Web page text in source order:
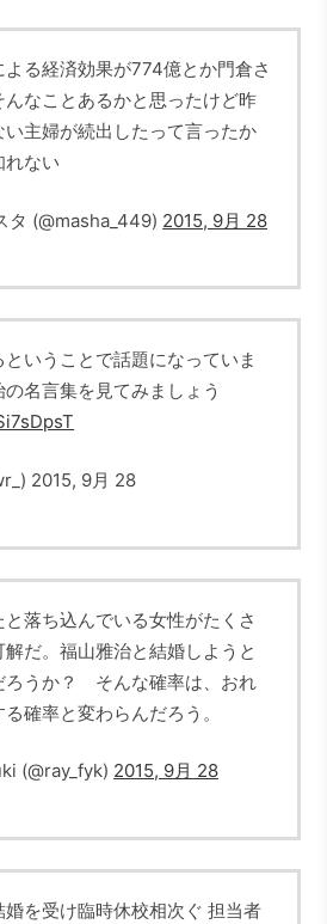
る経済効果が774億とか門倉さ
んなことあるかと思ったけど昨
い主婦が続出したって言ったか
れない
(@masha_449) 2015, 9月 28
いうことで話題になっていま
名言集を見てみましょう
2015, 9月 28
落ち込んでいる女性がたくさ
だ。福山雅治と結婚しようと
ろうか？ そんな確率は、おれ
確率と変わらんだろう。
(@ray_fyk) 2015, 9月 28
婚を受け臨時休校相次ぐ 担当者